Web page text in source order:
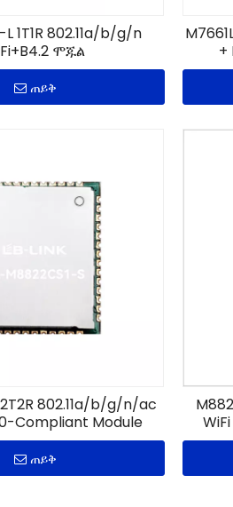
1T1R 802.11a/b/g/n
ሞጁል
ጠይቅ
+
802.11a/b/g/n/ac
Compliant Module
ጠይቅ